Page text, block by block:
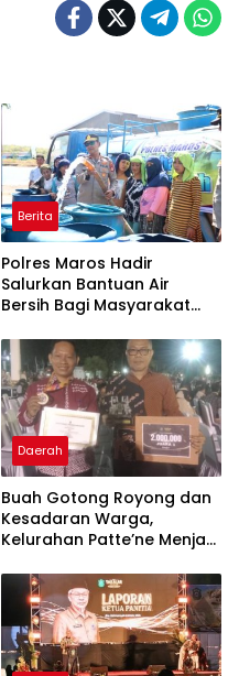
Berita
Polres Maros Hadir
Salurkan Bantuan Air
Bersih Bagi Masyarakat
Di Maros
Daerah
Buah Gotong Royong dan
Kesadaran Warga,
Kelurahan Patte’ne Menjadi
2026